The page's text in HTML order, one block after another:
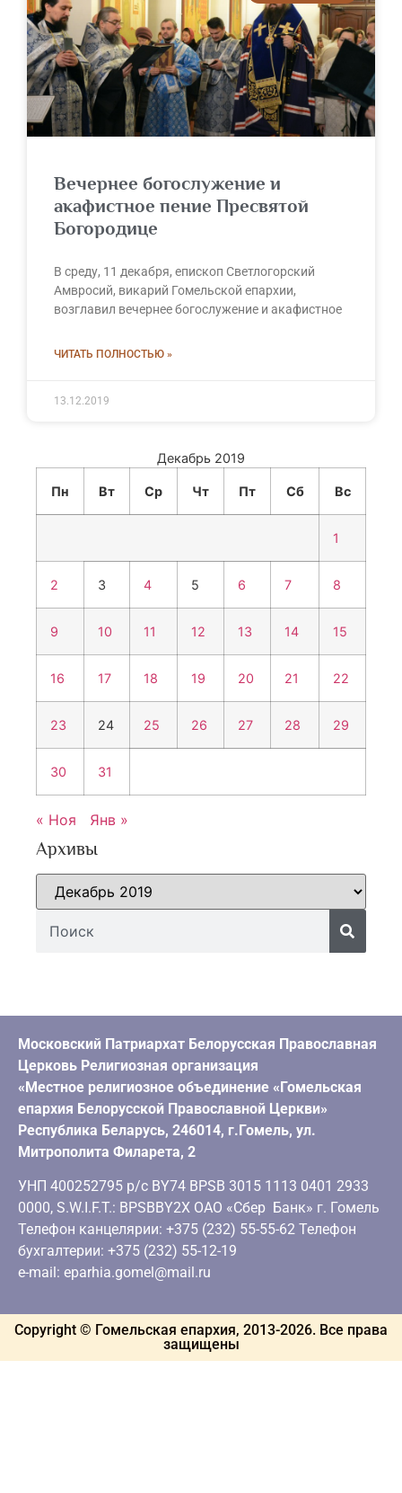
Вечернее богослужение и
акафистное пение Пресвятой
Богородице
В среду, 11 декабря, епископ Светлогорский
Амвросий, викарий Гомельской епархии,
возглавил вечернее богослужение и акафистное
ЧИТАТЬ ПОЛНОСТЬЮ »
13.12.2019
Декабрь 2019
Пн Вт Ср Чт Пт Сб Вс
1
2 3 4 5 6 7 8
9 10 11 12 13 14 15
16 17 18 19 20 21 22
23 24 25 26 27 28 29
30 31
« Ноя Янв »
Архивы
Московский Патриархат Белорусская Православная
Церковь Религиозная организация
«Местное религиозное объединение «Гомельская
епархия Белорусской Православной Церкви»
Республика Беларусь, 246014, г.Гомель, ул.
Митрополита Филарета, 2
УНП 400252795 р/с BY74 BPSB 3015 1113 0401 2933
0000, S.W.I.F.T.: BPSBBY2X ОАО «Сбер Банк» г. Гомель
Телефон канцелярии: +375 (232) 55-55-62 Телефон
бухгалтерии: +375 (232) 55-12-19
e-mail: eparhia.gomel@mail.ru
Copyright © Гомельская епархия, 2013-2026. Все права
защищены